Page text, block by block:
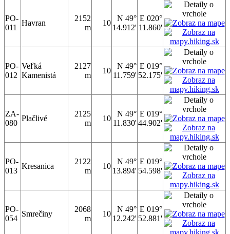
PO-
011
Havran
2152
m
10
N 49°
14.912'
E 020°
11.860'
PO-
012
Veľká
Kamenistá
2127
m
10
N 49°
11.759'
E 019°
52.175'
ZA-
080
Plačlivé
2125
m
10
N 49°
11.830'
E 019°
44.902'
PO-
013
Kresanica
2122
m
10
N 49°
13.894'
E 019°
54.598'
PO-
054
Smrečiny
2068
m
10
N 49°
12.242'
E 019°
52.881'